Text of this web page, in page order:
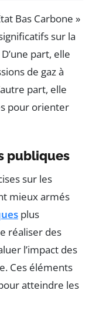
Bas Carbone »
sur la
part, elle
de gaz à
part, elle
pour orienter
publiques
sur les
mieux armés
plus
réaliser des
l’impact des
Ces éléments
atteindre les